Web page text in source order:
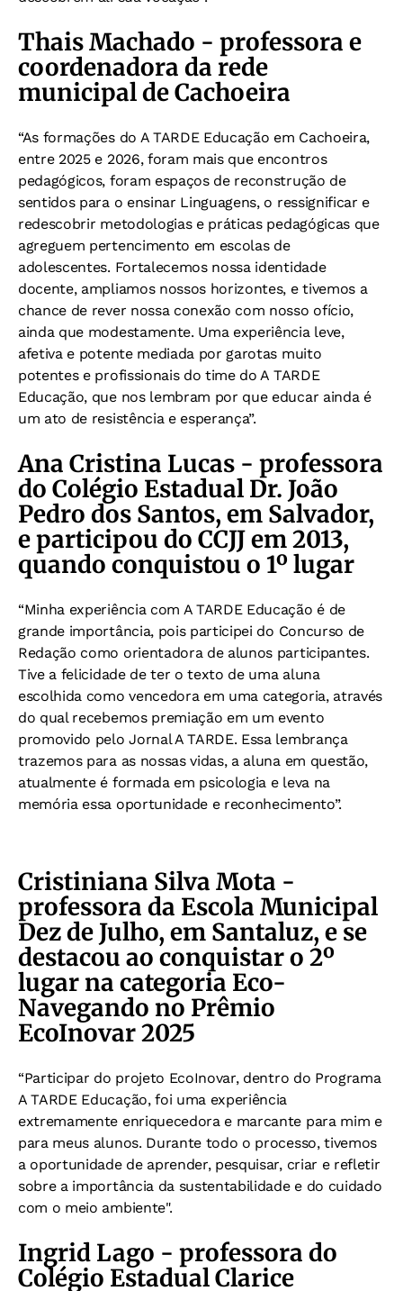
Thais Machado - professora e
coordenadora da rede
municipal de Cachoeira
“As formações do A TARDE Educação em Cachoeira,
entre 2025 e 2026, foram mais que encontros
pedagógicos, foram espaços de reconstrução de
sentidos para o ensinar Linguagens, o ressignificar e
redescobrir metodologias e práticas pedagógicas que
agreguem pertencimento em escolas de
adolescentes. Fortalecemos nossa identidade
docente, ampliamos nossos horizontes, e tivemos a
chance de rever nossa conexão com nosso ofício,
ainda que modestamente. Uma experiência leve,
afetiva e potente mediada por garotas muito
potentes e profissionais do time do A TARDE
Educação, que nos lembram por que educar ainda é
um ato de resistência e esperança”.
Ana Cristina Lucas - professora
do Colégio Estadual Dr. João
Pedro dos Santos, em Salvador,
e participou do CCJJ em 2013,
quando conquistou o 1º lugar
“Minha experiência com A TARDE Educação é de
grande importância, pois participei do Concurso de
Redação como orientadora de alunos participantes.
Tive a felicidade de ter o texto de uma aluna
escolhida como vencedora em uma categoria, através
do qual recebemos premiação em um evento
promovido pelo Jornal A TARDE. Essa lembrança
trazemos para as nossas vidas, a aluna em questão,
atualmente é formada em psicologia e leva na
memória essa oportunidade e reconhecimento”.
Cristiniana Silva Mota -
professora da Escola Municipal
Dez de Julho, em Santaluz, e se
destacou ao conquistar o 2º
lugar na categoria Eco-
Navegando no Prêmio
EcoInovar 2025
“Participar do projeto EcoInovar, dentro do Programa
A TARDE Educação, foi uma experiência
extremamente enriquecedora e marcante para mim e
para meus alunos. Durante todo o processo, tivemos
a oportunidade de aprender, pesquisar, criar e refletir
sobre a importância da sustentabilidade e do cuidado
com o meio ambiente".
Ingrid Lago - professora do
Colégio Estadual Clarice